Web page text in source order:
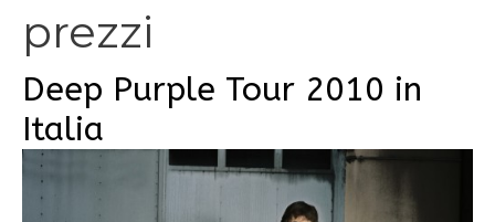
prezzi
Deep Purple Tour 2010 in
Italia